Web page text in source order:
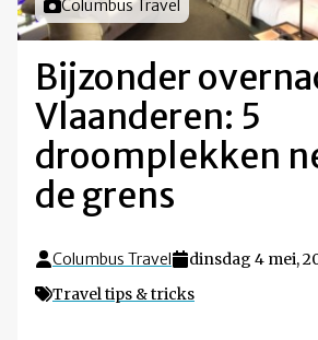
Foto door
Columbus Travel
Bijzonder
Vlaanderen: 5
droomplekken
de grens
Columbus Travel
dinsdag 4 mei,
Travel tips & tricks